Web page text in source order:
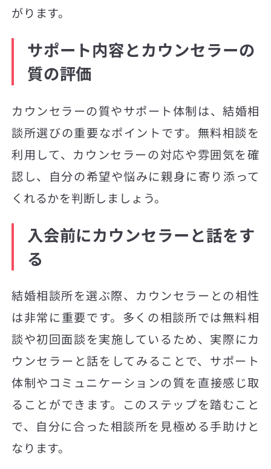
がります。
サポート内容とカウンセラーの
質の評価
カウンセラーの質やサポート体制は、結婚相
談所選びの重要なポイントです。無料相談を
利用して、カウンセラーの対応や雰囲気を確
認し、自分の希望や悩みに親身に寄り添って
くれるかを判断しましょう。
入会前にカウンセラーと話をす
る
結婚相談所を選ぶ際、カウンセラーとの相性
は非常に重要です。多くの相談所では無料相
談や初回面談を実施しているため、実際にカ
ウンセラーと話をしてみることで、サポート
体制やコミュニケーションの質を直接感じ取
ることができます。このステップを踏むこと
で、自分に合った相談所を見極める手助けと
なります。